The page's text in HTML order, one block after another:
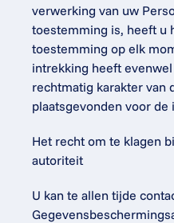
verwerking van uw
toestemming is, heeft u
toestemming op elk
intrekking heeft
rechtmatig karakter van
plaatsgevonden voor de
Het recht om te klagen
autoriteit
U kan te allen tijde